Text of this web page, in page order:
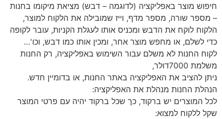
חיפוש מוצר באפליקציה (לדוגמה – דבש) מציאת מיקומו בחנות
– מספר שורה, מספר מדף, וייז שמובילה את הלקוח למוצר,
הלקוח לוקח את הדבש ומכניס אותו לעגלת הקניות, עובר לקופה
כדי לשלם, או מחפש מוצר אחר, ומכין אותו כמו דבש, וכו'…
לקוח החנות לא משלם עבור השימוש באפליקציה, רק החנות
משלמת 7000דולר,
ניתן להציב את האפליקציה באתר החנות, או בדומיין חדש.
הנהלת החנות מנהלת את האפליקציה:
לכל המוצרים יש ברקוד, כך שכל ברקוד יהיה עם פרטי המוצר
שקל ללקוח למצוא: